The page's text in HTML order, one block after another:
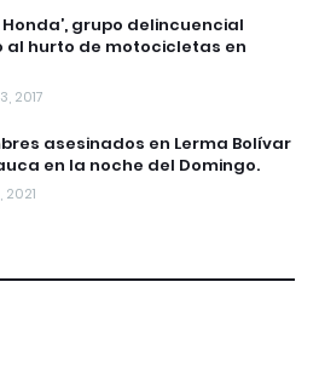
Honda’, grupo delincuencial
al hurto de motocicletas en
2017
asesinados en Lerma Bolívar
en la noche del Domingo.